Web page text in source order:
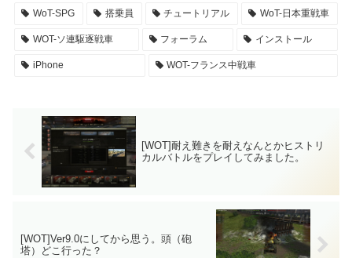
WoT-SPG 搭乗員 チュートリアル WoT-日本重戦車
WOT-ソ連駆逐戦車 フォーラム インストール
iPhone WOT-フランス中戦車
[WOT]耐え難きを耐えなんとかヒストリ
カルバトルをプレイしてみました。
[WOT]Ver9.0にしてから思う。頭（砲
塔）どこ行った？